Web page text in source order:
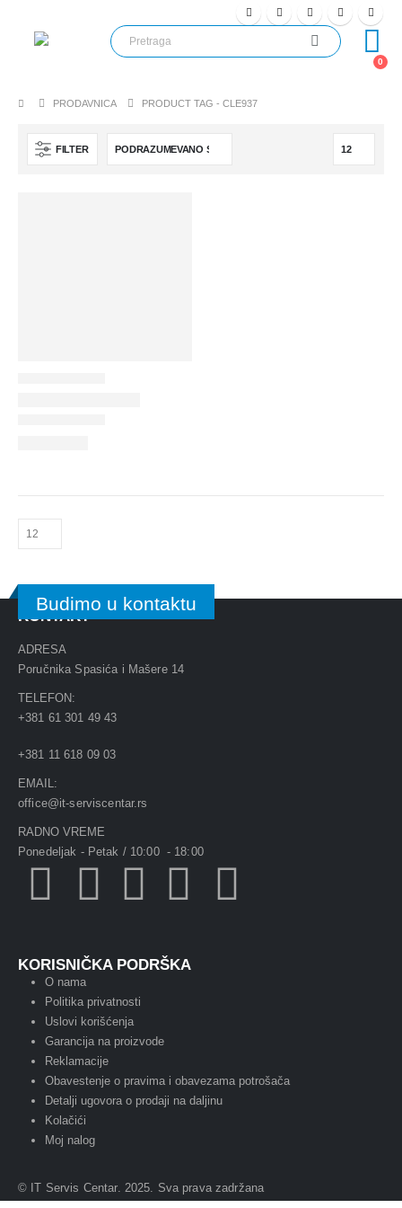
0
PRODAVNICA PRODUCT TAG -CLE937
FILTER
Budimo u kontaktu
KONTAKT
ADRESA
Poručnika Spasića i Mašere 14
TELEFON:
+381 61 301 49 43
+381 11 618 09 03
EMAIL:
office@it-serviscentar.rs
RADNO VREME
Ponedeljak - Petak / 10:00 - 18:00
KORISNIČKA PODRŠKA
O nama
Politika privatnosti
Uslovi korišćenja
Garancija na proizvode
Reklamacije
Obavestenje o pravima i obavezama potrošača
Detalji ugovora o prodaji na daljinu
Kolačići
Moj nalog
© IT Servis Centar. 2025. Sva prava zadržana